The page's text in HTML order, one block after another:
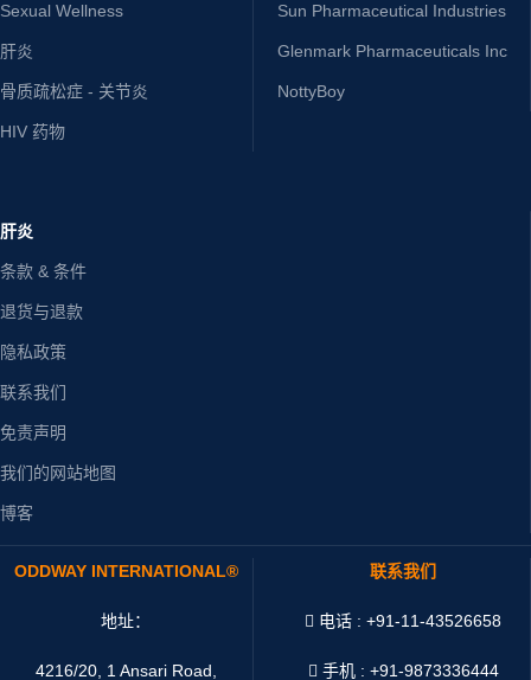
Sexual Wellness
肝炎
骨质疏松症 - 关节炎
HIV 药物
Sun Pharmaceutical Industries
Glenmark Pharmaceuticals Inc
NottyBoy
肝炎
条款 & 条件
退货与退款
隐私政策
联系我们
免责声明
我们的网站地图
博客
ODDWAY INTERNATIONAL®
地址：
4216/20, 1 Ansari Road,
联系我们
电话 : +91-11-43526658
手机 : +91-9873336444